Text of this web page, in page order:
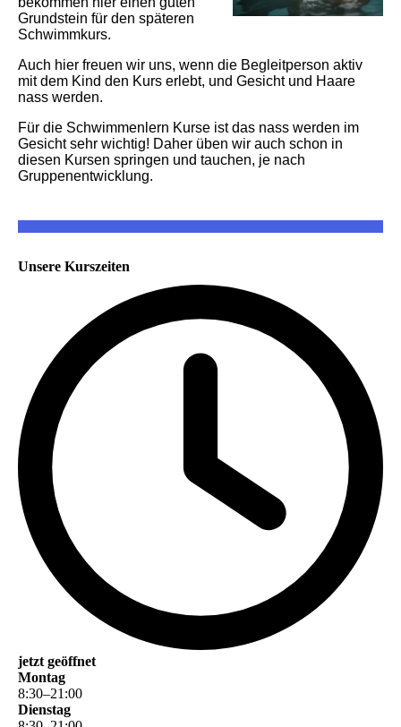
Grundstein für den späteren
Schwimmkurs.
Auch hier freuen wir uns, wenn die Begleitperson aktiv
mit dem Kind den Kurs erlebt, und Gesicht und Haare
nass werden.
Für die Schwimmenlern Kurse ist das nass werden im
Gesicht sehr wichtig! Daher üben wir auch schon in
diesen Kursen springen und tauchen, je nach
Gruppenentwicklung.
Unsere Kurszeiten
jetzt geöffnet
Montag
8:30–21 :00
Dienstag